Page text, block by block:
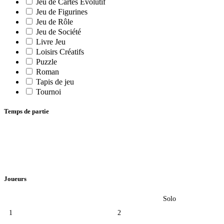
Jeu de Cartes Evolutif
Jeu de Figurines
Jeu de Rôle
Jeu de Société
Livre Jeu
Loisirs Créatifs
Puzzle
Roman
Tapis de jeu
Tournoi
Temps de partie
Joueurs
Solo
1
2